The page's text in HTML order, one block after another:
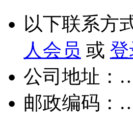
以下联系方
人会员 或
公司地址
邮政编码